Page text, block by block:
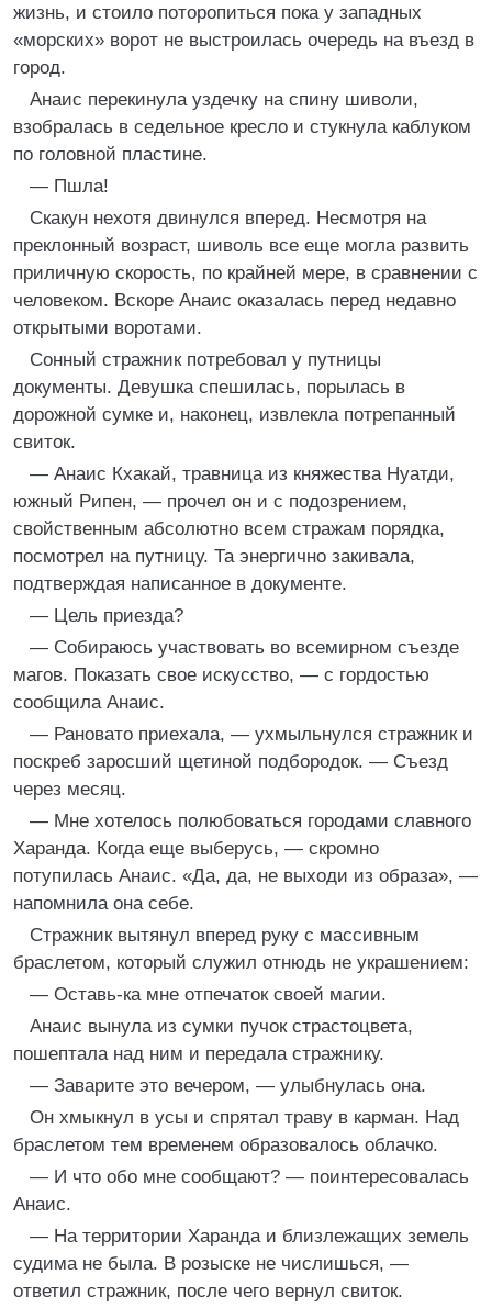
жизнь, и стоило поторопиться пока у западных
«морских» ворот не выстроилась очередь на въезд в
город.
Анаис перекинула уздечку на спину шиволи,
взобралась в седельное кресло и стукнула каблуком
по головной пластине.
— Пшла!
Скакун нехотя двинулся вперед. Несмотря на
преклонный возраст, шиволь все еще могла развить
приличную скорость, по крайней мере, в сравнении с
человеком. Вскоре Анаис оказалась перед недавно
открытыми воротами.
Сонный стражник потребовал у путницы
документы. Девушка спешилась, порылась в
дорожной сумке и, наконец, извлекла потрепанный
свиток.
— Анаис Кхакай, травница из княжества Нуатди,
южный Рипен, — прочел он и с подозрением,
свойственным абсолютно всем стражам порядка,
посмотрел на путницу. Та энергично закивала,
подтверждая написанное в документе.
— Цель приезда?
— Собираюсь участвовать во всемирном съезде
магов. Показать свое искусство, — с гордостью
сообщила Анаис.
— Рановато приехала, — ухмыльнулся стражник и
поскреб заросший щетиной подбородок. — Съезд
через месяц.
— Мне хотелось полюбоваться городами славного
Харанда. Когда еще выберусь, — скромно
потупилась Анаис. «Да, да, не выходи из образа», —
напомнила она себе.
Стражник вытянул вперед руку с массивным
браслетом, который служил отнюдь не украшением:
— Оставь-ка мне отпечаток своей магии.
Анаис вынула из сумки пучок страстоцвета,
пошептала над ним и передала стражнику.
— Заварите это вечером, — улыбнулась она.
Он хмыкнул в усы и спрятал траву в карман. Над
браслетом тем временем образовалось облачко.
— И что обо мне сообщают? — поинтересовалась
Анаис.
— На территории Харанда и близлежащих земель
судима не была. В розыске не числишься, —
ответил стражник, после чего вернул свиток.